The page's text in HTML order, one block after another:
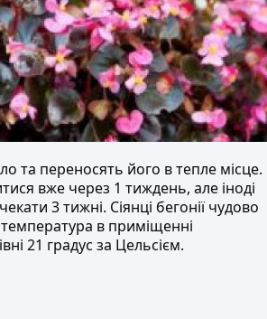
та переносять його в тепле місце.
вже через 1 тиждень, але іноді
3 тижні. Сіянці бегонії чудово
в приміщенні
21 градус за Цельсієм.